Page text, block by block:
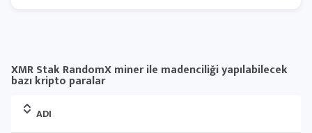
XMR Stak RandomX miner ile madenciliği yapılabilecek
bazı kripto paralar
ADI